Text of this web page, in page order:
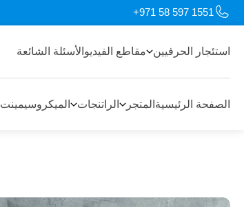
+971 58 597 1551
استئجار الحرفيين مقاطع الفيديو الأسئلة الشائعة
الصفحة الرئيسية المتجر الراتنجات الميكروسيمينت